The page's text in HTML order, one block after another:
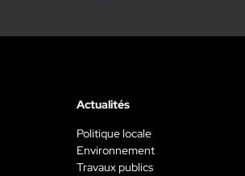
Actualités
Politique locale
Environnement
Travaux publics